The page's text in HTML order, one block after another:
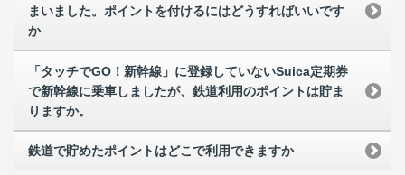
まいました。ポイントを付けるにはどうすればいいです
か
「タッチでGO！新幹線」に登録していないSuica定期券
で新幹線に乗車しましたが、鉄道利用のポイントは貯ま
りますか。
鉄道で貯めたポイントはどこで利用できますか